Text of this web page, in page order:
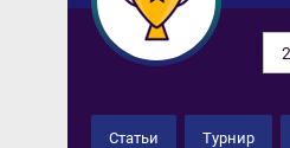
Статьи Турнир